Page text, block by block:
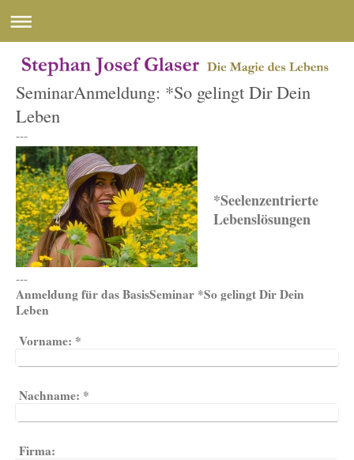
SeminarAnmeldung: *So gelingt Dir Dein
Leben
---
*Seelenzentrierte
Lebenslösungen
---
Anmeldung für das BasisSeminar *So gelingt Dir Dein
Leben
Vorname: *
Nachname: *
Firma: